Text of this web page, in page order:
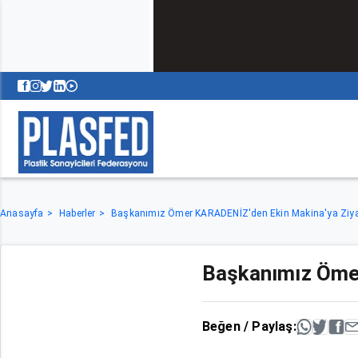
Anasayfa Haberler Başkanımız Ömer KARADENİZ'den Ekin Makina'ya
Başkanımız
Beğen / Paylaş: